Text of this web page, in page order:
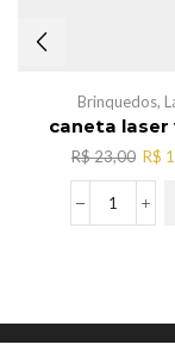
Brinquedos,
caneta laser
R$23,00 O
preço
era:
R$
caneta